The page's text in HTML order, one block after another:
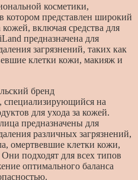
косметики,
представлен широкий
включая средства для
предназначена для
загрязнений, таких как
клетки кожи, макияж и
бренд
специализирующийся на
для ухода за кожей.
предназначены для
различных загрязнений,
омертвевшие клетки кожи,
подходят для всех типов
оптимального баланса